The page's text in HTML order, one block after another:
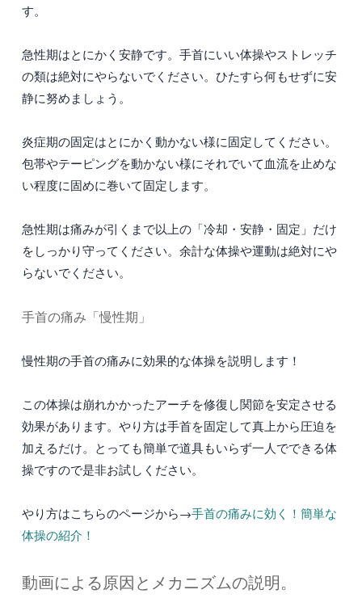
す。
急性期はとにかく安静です。手首にいい体操やストレッチ
の類は絶対にやらないでください。ひたすら何もせずに安
静に努めましょう。
炎症期の固定はとにかく動かない様に固定してください。
包帯やテーピングを動かない様にそれでいて血流を止めな
い程度に固めに巻いて固定します。
急性期は痛みが引くまで以上の「冷却・安静・固定」だけ
をしっかり守ってください。余計な体操や運動は絶対にや
らないでください。
手首の痛み「慢性期」
慢性期の手首の痛みに効果的な体操を説明します！
この体操は崩れかかったアーチを修復し関節を安定させる
効果があります。やり方は手首を固定して真上から圧迫を
加えるだけ。とっても簡単で道具もいらず一人でできる体
操ですので是非お試しください。
やり方はこちらのページから→手首の痛みに効く！簡単な
体操の紹介！
動画による原因とメカニズムの説明。